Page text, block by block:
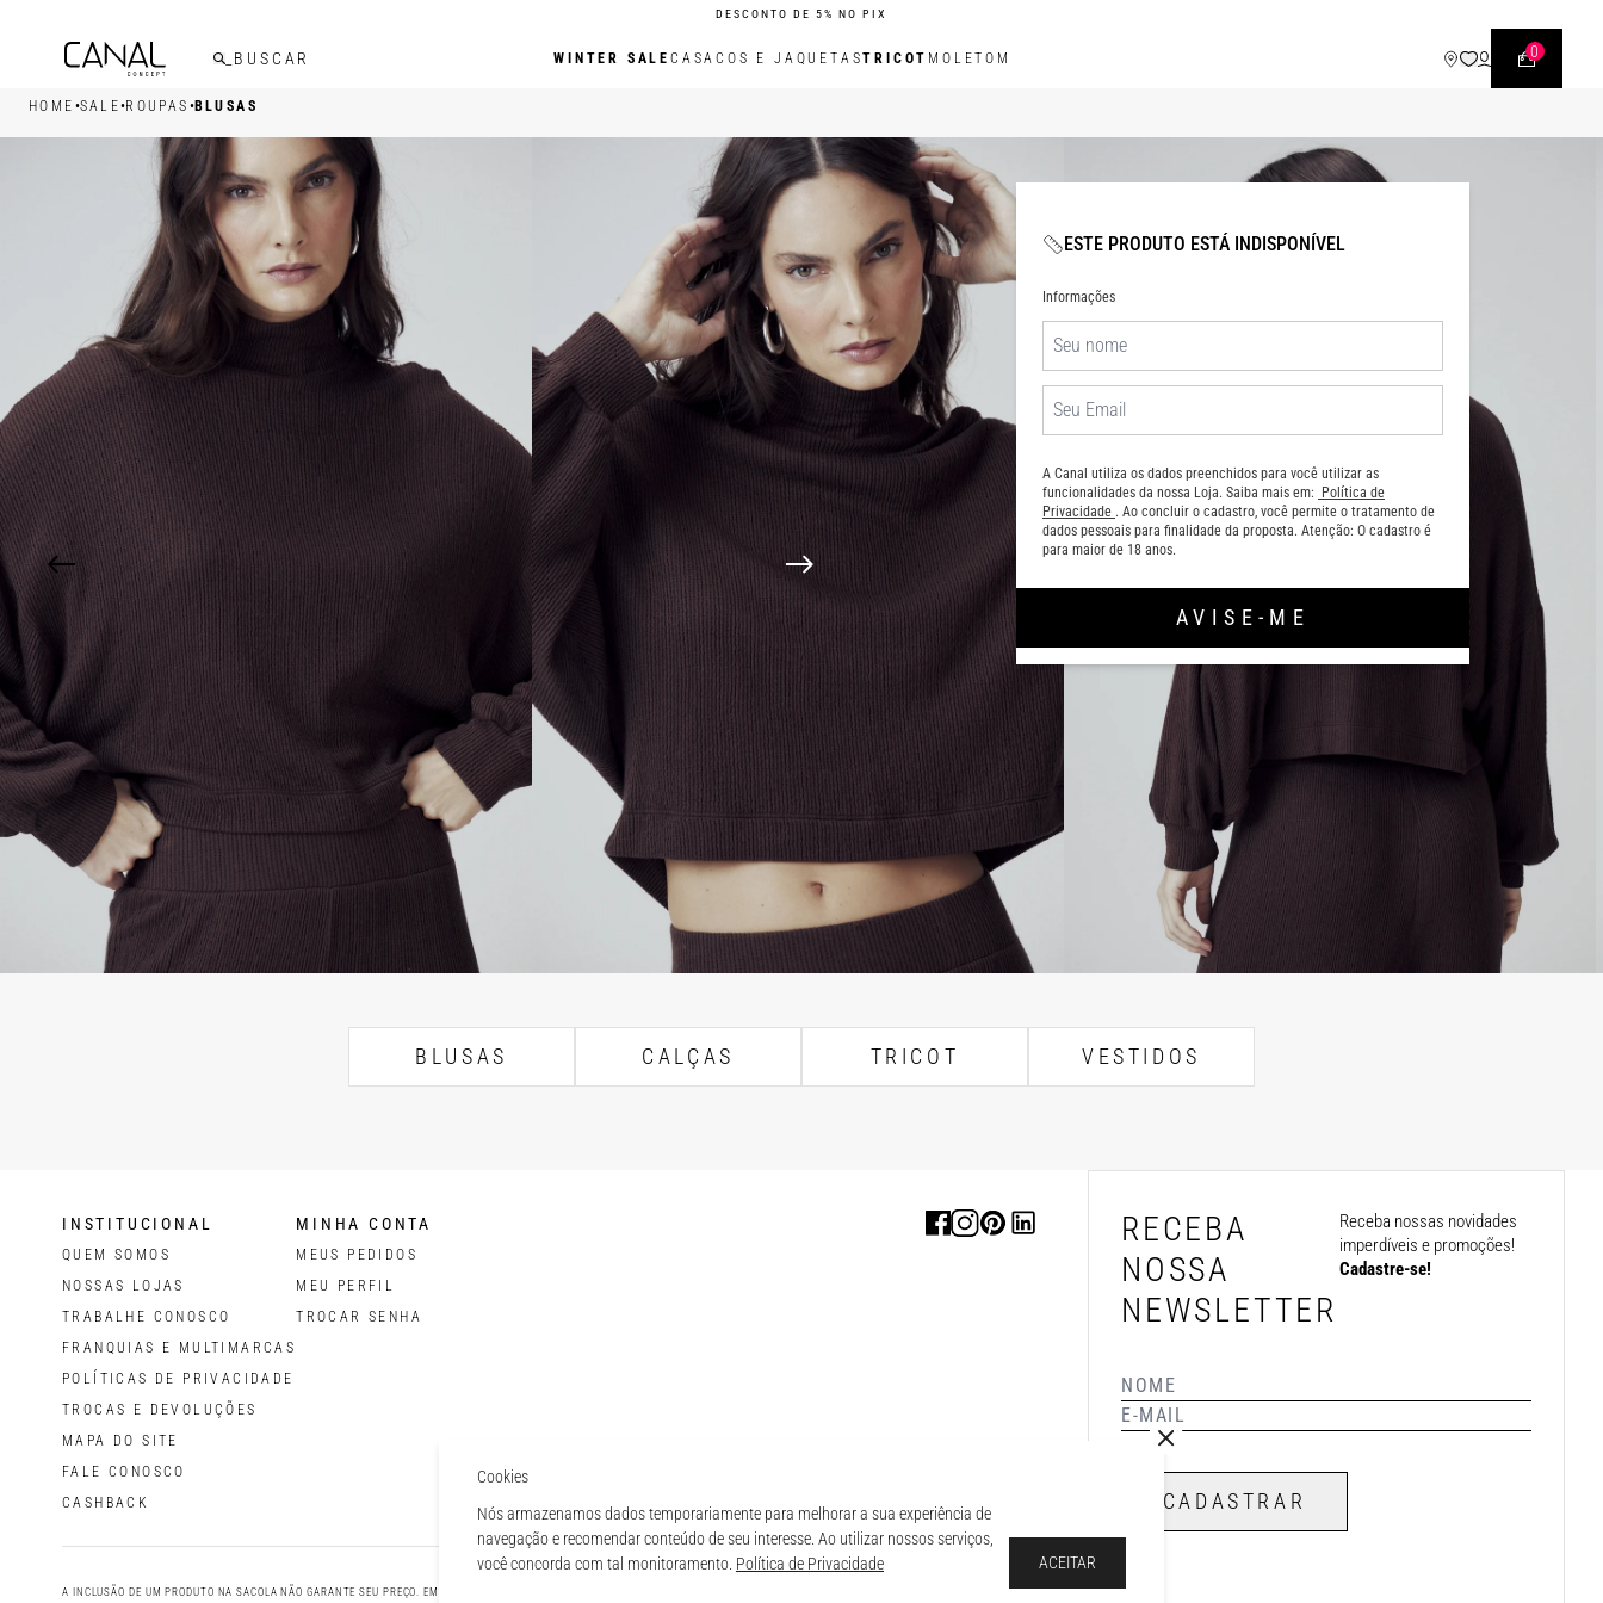
DESCONTO DE 5% NO PIX
WINTER SALE CASACOS E JAQUETASTRICOT MOLETOM 0
Cookies
Nós armazenamos dados temporariamente para melhorar a sua experiência de
navegação e recomendar conteúdo de seu interesse. Ao utilizar nossos serviços,
você concorda com tal monitoramento. Política de Privacidade ACEITAR
HOME •SALE•ROUPAS •BLUSAS
ESTE PRODUTO ESTÁ INDISPONÍVEL
Informações
A Canal utiliza os dados preenchidos para você utilizar as
funcionalidades da nossa Loja. Saiba mais em:
Política de
Privacidade . Ao concluir o cadastro, você permite o tratamento de
dados pessoais para finalidade da proposta. Atenção: O cadastro é
para maior de 18 anos.
AVISE-ME
BLUSAS CALÇAS TRICOT VESTIDOS
RECEBA
NOSSA
NEWSLETTER
Receba nossas novidades
imperdíveis e promoções!
Cadastre-se!
CADASTRAR
INSTITUCIONAL
QUEM SOMOS
NOSSAS LOJAS
TRABALHE CONOSCO
FRANQUIAS E MULTIMARCAS
POLÍTICAS DE PRIVACIDADE
TROCAS E DEVOLUÇÕES
MAPA DO SITE
FALE CONOSCO
CASHBACK
MINHA CONTA
MEUS PEDIDOS
MEU PERFIL
TROCAR SENHA
A INCLUSÃO DE UM PRODUTO NA SACOLA NÃO GARANTE SEU PREÇO. EM CASO DE VARIAÇÃO,